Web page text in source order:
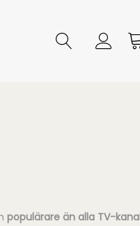
populärare än alla TV-